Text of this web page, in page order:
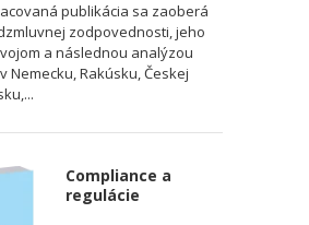
publikácia sa zaoberá
zodpovednosti, jeho
a následnou analýzou
Nemecku, Rakúsku, Českej
Compliance a
regulácie